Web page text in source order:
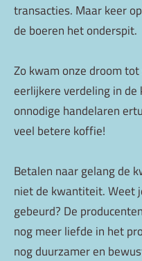
transacties. Maar keer
de boeren het onderspit.
Zo kwam onze droom tot
eerlijkere verdeling in de
onnodige handelaren
veel betere koffie!
Betalen naar gelang de
niet de kwantiteit. Weet
gebeurd? De
nog meer liefde in het
nog duurzamer en